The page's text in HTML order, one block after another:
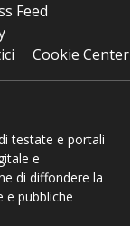
Feed
Cookie Center
testate e portali
e
di diffondere la
e pubbliche